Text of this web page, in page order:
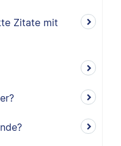
Zitate mit